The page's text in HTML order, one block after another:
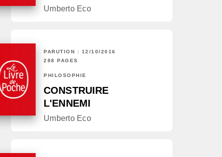
Umberto Eco
PARUTION : 12/10/2016
288 PAGES
PHILOSOPHIE
CONSTRUIRE
L'ENNEMI
Umberto Eco